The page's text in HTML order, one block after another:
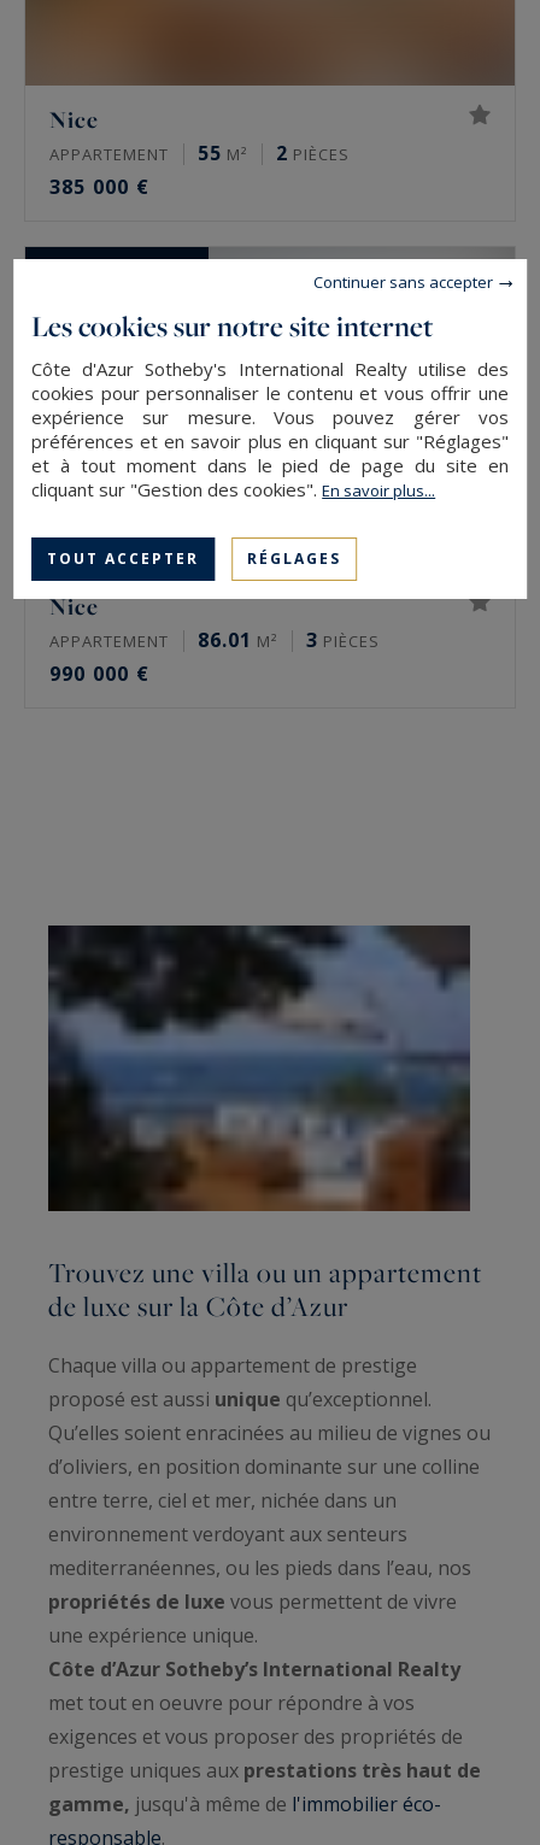
Nice
APPARTEMENT 55 M² 2 PIÈCES
385 000 €
Nice
APPARTEMENT 86.01 M² 3 PIÈCES
990 000 €
Trouvez une villa ou un appartement
de luxe sur la Côte d’Azur
Chaque villa ou appartement de prestige
proposé est aussi unique qu’exceptionnel.
Qu’elles soient enracinées au milieu de vignes ou
d’oliviers, en position dominante sur une colline
entre terre, ciel et mer, nichée dans un
environnement verdoyant aux senteurs
mediterranéennes, ou les pieds dans l’eau, nos
propriétés de luxe vous permettent de vivre
une expérience unique.
Côte d’Azur Sotheby’s International Realty
met tout en oeuvre pour répondre à vos
exigences et vous proposer des propriétés de
prestige uniques aux prestations très haut de
gamme, jusqu'à même de l'immobilier éco-
responsable.
Les cookies sur notre site internet
Côte d'Azur Sotheby's International Realty utilise des
cookies pour personnaliser le contenu et vous offrir une
expérience sur mesure. Vous pouvez gérer vos
préférences et en savoir plus en cliquant sur "Réglages"
et à tout moment dans le pied de page du site en
cliquant sur "Gestion des cookies".En savoir plus...
TOUT ACCEPTER RÉGLAGES
Continuer sans accepter